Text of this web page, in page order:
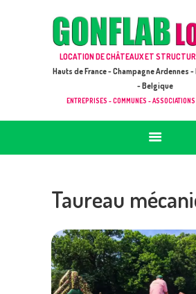
LOCATION DE CHÂTEAUX ET
Hauts de France - Champagne Ardennes
- Belgique
ENTREPRISES - COMMUNES -
GONFLAB
ACCUEIL
JEUX À LOUER &
CATALOGUE / TARIF
DEMANDE DE DEVIS (SOUS
Taureau